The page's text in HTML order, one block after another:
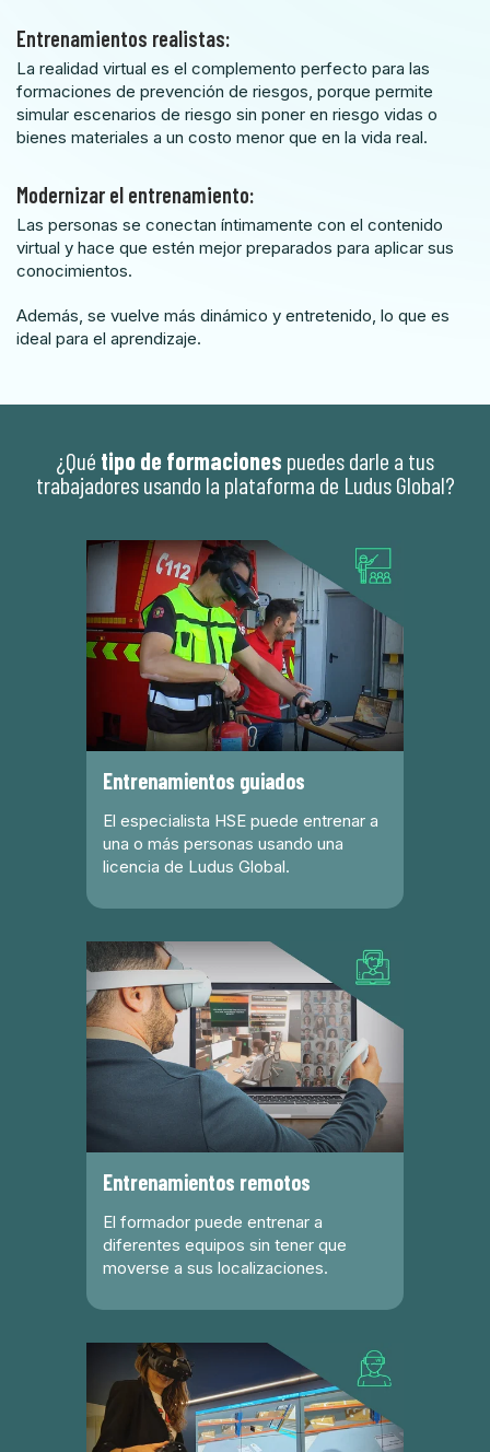
Entrenamientos realistas:
La realidad virtual es el complemento perfecto para las
formaciones de prevención de riesgos, porque permite
simular escenarios de riesgo sin poner en riesgo vidas o
bienes materiales a un costo menor que en la vida real.
Modernizar el entrenamiento:
Las personas se conectan íntimamente con el contenido
virtual y hace que estén mejor preparados para aplicar sus
conocimientos.
Además, se vuelve más dinámico y entretenido, lo que es
ideal para el aprendizaje.
¿Qué tipo de formaciones puedes darle a tus
trabajadores usando la plataforma de Ludus Global?
Entrenamientos guiados
El especialista HSE puede entrenar a
una o más personas usando una
licencia de Ludus Global.
Entrenamientos remotos
El formador puede entrenar a
diferentes equipos sin tener que
moverse a sus localizaciones.